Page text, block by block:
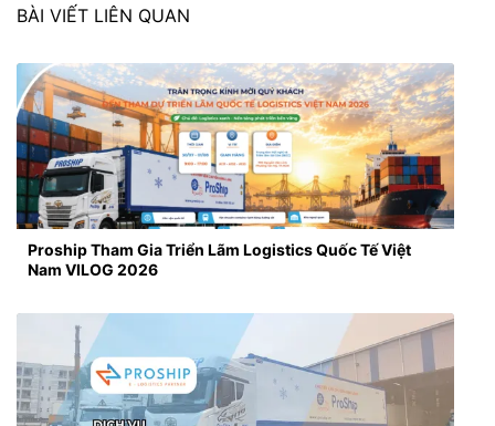
BÀI VIẾT LIÊN QUAN
Proship Tham Gia Triển Lãm Logistics Quốc Tế Việt
Nam VILOG 2026